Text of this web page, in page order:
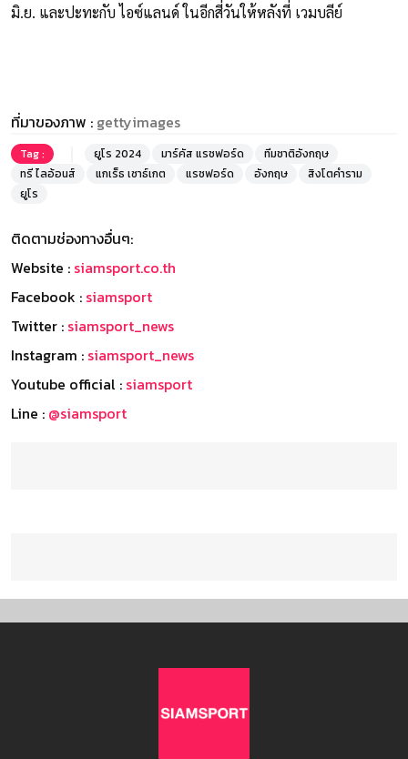
มิ.ย. และปะทะกับ ไอซ์แลนด์ ในอีกสี่วันให้หลังที่ เวมบลีย์
ที่มาของภาพ : gettyimages
Tag : ยูโร 2024 มาร์คัส แรชฟอร์ด
ทีมชาติอังกฤษ
ทรี ไลอ้อนส์
แกเร็ธ เซาธ์เกต แรชฟอร์ด อังกฤษ
สิงโตคำราม
ยูโร
ติดตามช่องทางอื่นๆ:
Website : siamsport.co.th
Facebook : siamsport
Twitter : siamsport_news
Instagram : siamsport_news
Youtube official : siamsport
Line : @siamsport